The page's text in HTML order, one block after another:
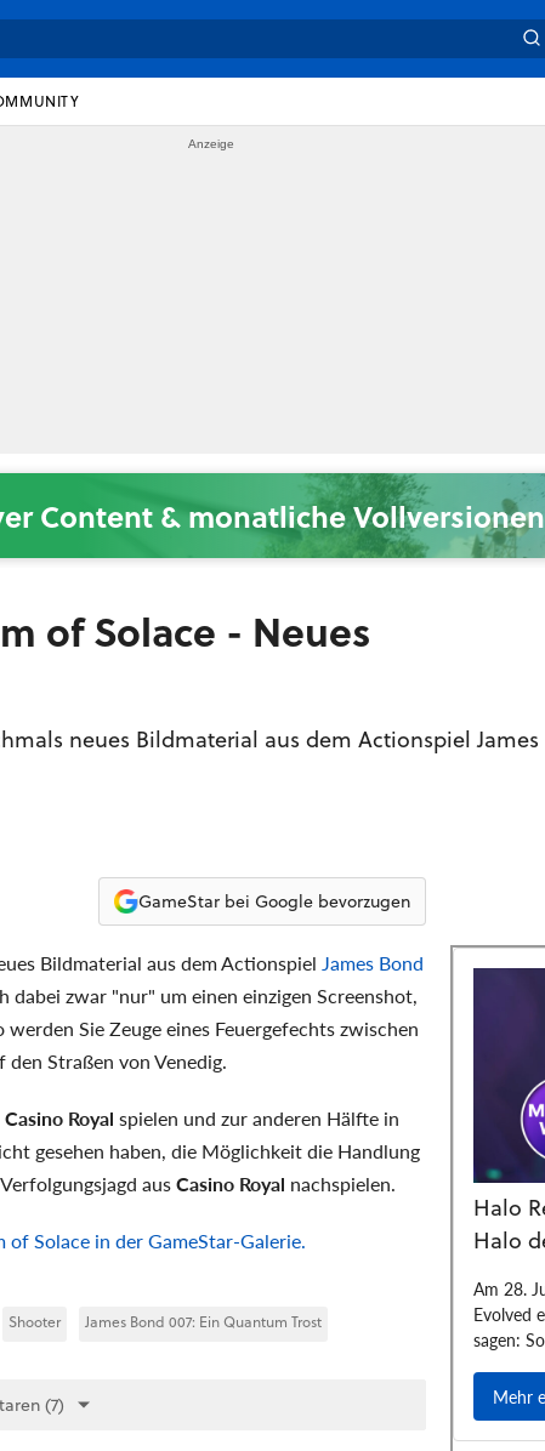
Content & monatliche Vollversionen
of Solace - Neues
neues Bildmaterial aus dem Actionspiel James
GameStar bei Google bevorzugen
Bildmaterial aus dem Actionspiel James Bond
zwar "nur" um einen einzigen Screenshot,
Sie Zeuge eines Feuergefechts zwischen
Straßen von Venedig.
Casino Royal spielen und zur anderen Hälfte in
gesehen haben, die Möglichkeit die Handlung
ausCasino Royal nachspielen.
Solace in der GameStar-Galerie.
Shooter James Bond 007: Ein Quantum Trost
(7)